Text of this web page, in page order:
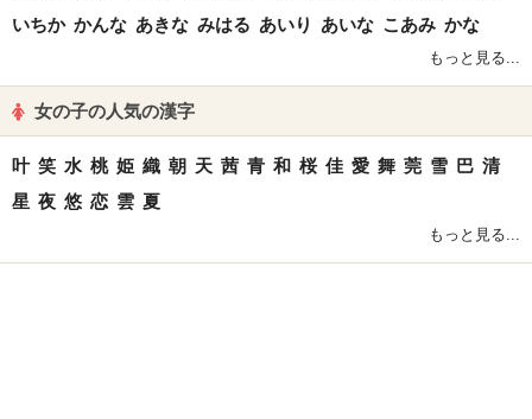
いちか かんな あきな みはる あいり あいな こあみ かな
もっと見る...
女の子の人気の漢字
叶 笑 水 桃 姫 織 朝 天 茜 青 和 桜 佳 愛 舞 莞 雪 巴 清
星 夜 悠 恋 雲 夏
もっと見る...